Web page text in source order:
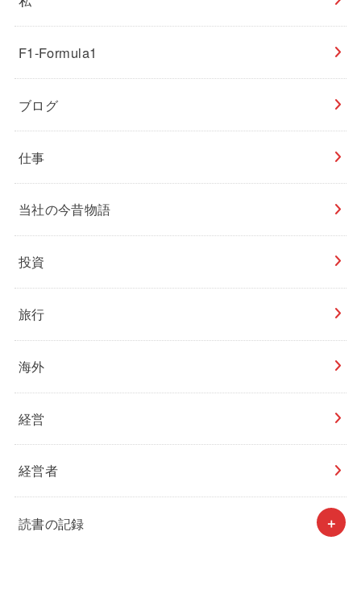
F1-Formula1
ブログ
仕事
当社の今昔物語
投資
旅行
海外
経営
経営者
読書の記録